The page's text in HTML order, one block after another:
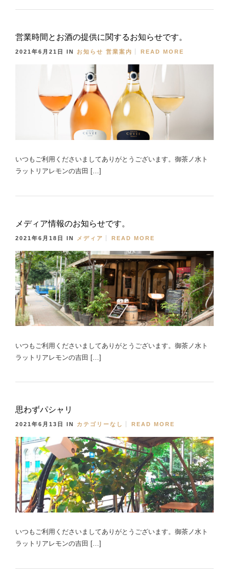
営業時間とお酒の提供に関するお知らせです。
2021年6月21日 IN お知らせ 営業案内 READ MORE
いつもご利用くださいましてありがとうございます。御茶ノ水ト
ラットリアレモンの吉田 […]
メディア情報のお知らせです。
2021年6月18日 IN メディア READ MORE
いつもご利用くださいましてありがとうございます。御茶ノ水ト
ラットリアレモンの吉田 […]
思わずパシャリ
2021年6月13日 IN カテゴリーなし READ MORE
いつもご利用くださいましてありがとうございます。御茶ノ水ト
ラットリアレモンの吉田 […]